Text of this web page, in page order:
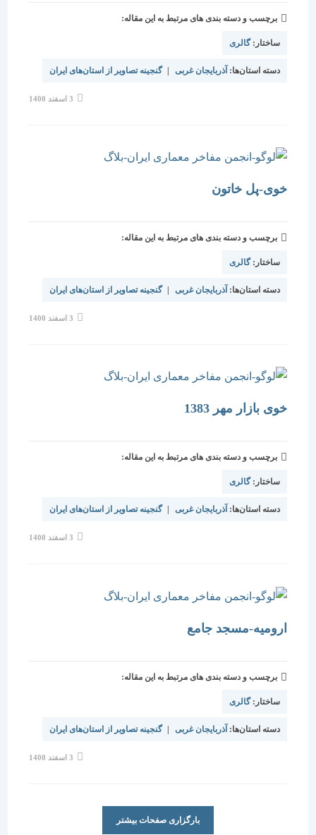
برچسب و دسته بندی های مرتبط به این مقاله:
ساختار:گالری
دسته استان‌ها:آذربایجان غربی | گنجینه تصاویر از استان‌های ایران
خوی-پل خاتون
برچسب و دسته بندی های مرتبط به این مقاله:
ساختار:گالری
دسته استان‌ها:آذربایجان غربی | گنجینه تصاویر از استان‌های ایران
خوی بازار مهر 1383
برچسب و دسته بندی های مرتبط به این مقاله:
ساختار:گالری
دسته استان‌ها:آذربایجان غربی | گنجینه تصاویر از استان‌های ایران
ارومیه-مسجد جامع
برچسب و دسته بندی های مرتبط به این مقاله:
ساختار:گالری
دسته استان‌ها:آذربایجان غربی | گنجینه تصاویر از استان‌های ایران
بارگزاری صفحات بیشتر